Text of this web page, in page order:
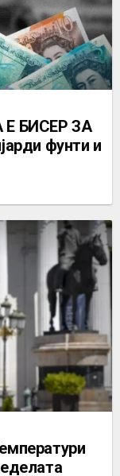
БИСЕР ЗА
фунти и